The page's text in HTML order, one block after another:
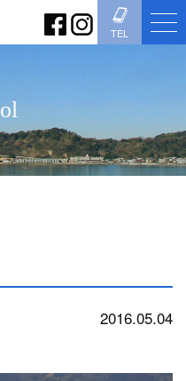
TEL
2016.05.04